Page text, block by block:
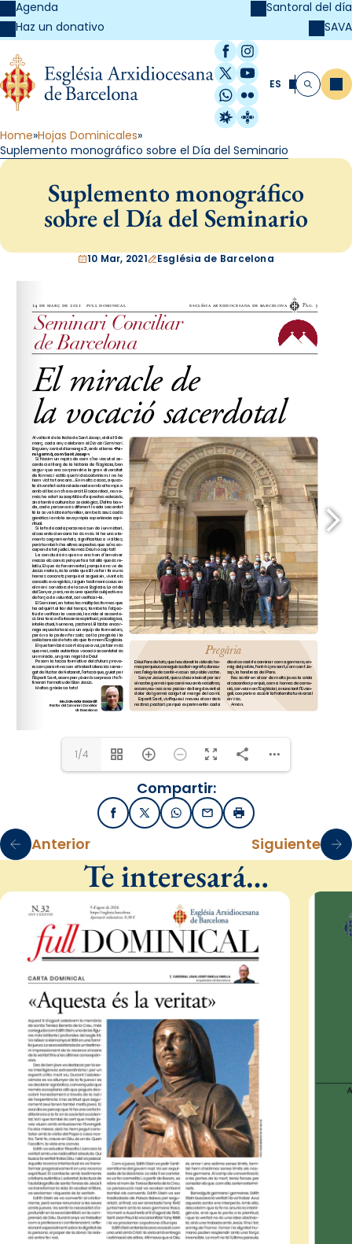
Agenda
Haz un donativo
Santoral del día
SAVA
Facebook
Instagram
X / Twitter
YouTube
WhatsApp
Flickr
Radio Estel
Catalunya
ES Buscar
Home Hojas Dominicales
Suplemento monográfico sobre el Día del Seminario
Suplemento monográfico
sobre el Día del Seminario
10 Mar, 2021 Església de Barcelona
pastoralvocacional@seminaribarcelona.cat
1/4
Compartir:
FacebookX / TwitterWhatsApp
EmailImprimir
Anterior Siguiente
Te interesará…